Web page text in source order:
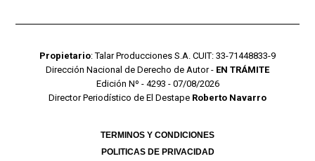
Propietario: Talar Producciones S.A. CUIT: 33-71448833-9
Dirección Nacional de Derecho de Autor - EN TRÁMITE
Edición Nº - 4293 - 07/08/2026
Director Periodístico de El Destape Roberto Navarro
TERMINOS Y CONDICIONES
POLITICAS DE PRIVACIDAD